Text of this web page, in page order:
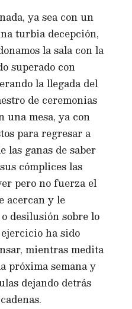
ya sea con un
turbia decepción,
la sala con la
superado con
la llegada del
de ceremonias
una mesa, ya con
para regresar a
las ganas de saber
cómplices las
pero no fuerza el
acercan y le
desilusión sobre lo
ha sido
mientras medita
próxima semana y
dejando detrás